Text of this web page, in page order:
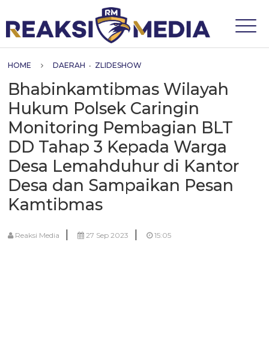
HOME DAERAH • ZLIDESHOW
Bhabinkamtibmas Wilayah
Hukum Polsek Caringin
Monitoring Pembagian BLT
DD Tahap 3 Kepada Warga
Desa Lemahduhur di Kantor
Desa dan Sampaikan Pesan
Kamtibmas
Reaksi Media | 27 Sep 2023 | 15:05